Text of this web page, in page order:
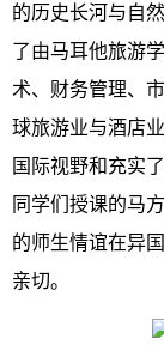
的历史长河与自
了由马耳他旅游
术、财务管理、
球旅游业与酒店
国际视野和充实
同学们授课的马
的师生情谊在异
亲切。